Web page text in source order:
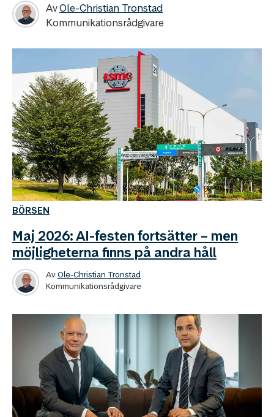
AvOle-Christian Tronstad
Kommunikationsrådgivare
BÖRSEN
Maj 2026: AI-festen fortsätter – men
möjligheterna finns på andra håll
AvOle-Christian Tronstad
Kommunikationsrådgivare